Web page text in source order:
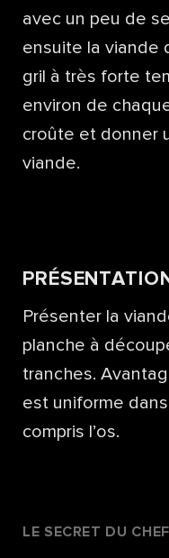
avec un peu de
ensuite la viande
gril à très forte
environ de
croûte et donner
viande.
PRÉSENTATION
Présenter la
planche à
tranches.
est uniforme
compris l’os.
LE SECRET DU CHEF